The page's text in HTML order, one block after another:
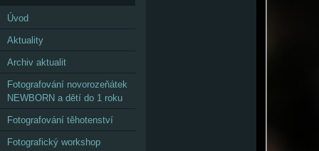
Úvod
Aktuality
Archiv aktualit
Fotografování novorozeňátek
NEWBORN a dětí do 1 roku
Fotografování těhotenství
Fotografický workshop